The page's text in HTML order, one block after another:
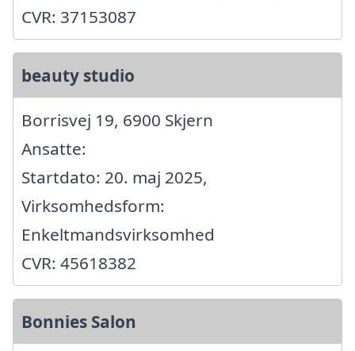
CVR: 37153087
beauty studio
Borrisvej 19, 6900 Skjern
Ansatte:
Startdato: 20. maj 2025,
Virksomhedsform:
Enkeltmandsvirksomhed
CVR: 45618382
Bonnies Salon